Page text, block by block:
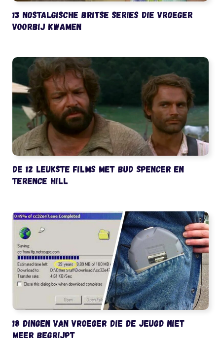
13 nostalgische Britse series die vroeger
voorbij kwamen
De 12 leukste films met Bud Spencer en
Terence Hill
18 dingen van vroeger die de jeugd niet
meer begrijpt